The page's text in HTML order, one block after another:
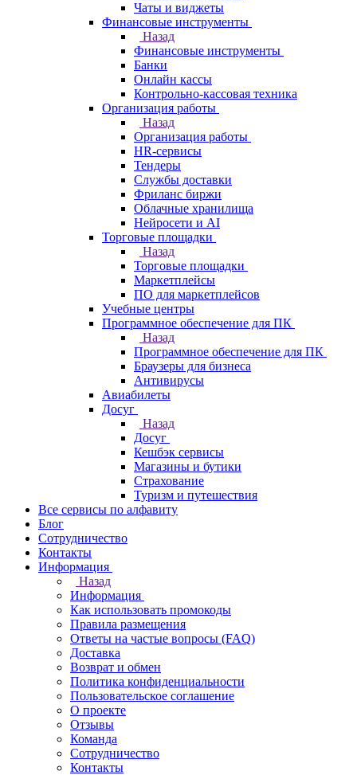
Чаты и виджеты
Финансовые инструменты
Назад
Финансовые инструменты
Банки
Онлайн кассы
Контрольно-кассовая техника
Организация работы
Назад
Организация работы
HR-сервисы
Тендеры
Службы доставки
Фриланс биржи
Облачные хранилища
Нейросети и AI
Торговые площадки
Назад
Торговые площадки
Маркетплейсы
ПО для маркетплейсов
Учебные центры
Программное обеспечение для ПК
Назад
Программное обеспечение для ПК
Браузеры для бизнеса
Антивирусы
Авиабилеты
Досуг
Назад
Досуг
Кешбэк сервисы
Магазины и бутики
Страхование
Туризм и путешествия
Все сервисы по алфавиту
Блог
Сотрудничество
Контакты
Информация
Назад
Информация
Как использовать промокоды
Правила размещения
Ответы на частые вопросы (FAQ)
Доставка
Возврат и обмен
Политика конфиденциальности
Пользовательское соглашение
О проекте
Отзывы
Команда
Сотрудничество
Контакты